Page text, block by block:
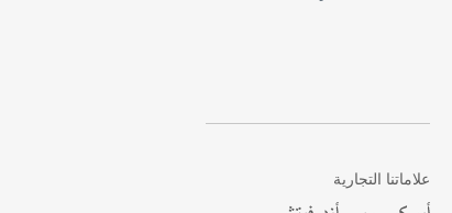
علاماتنا التجارية